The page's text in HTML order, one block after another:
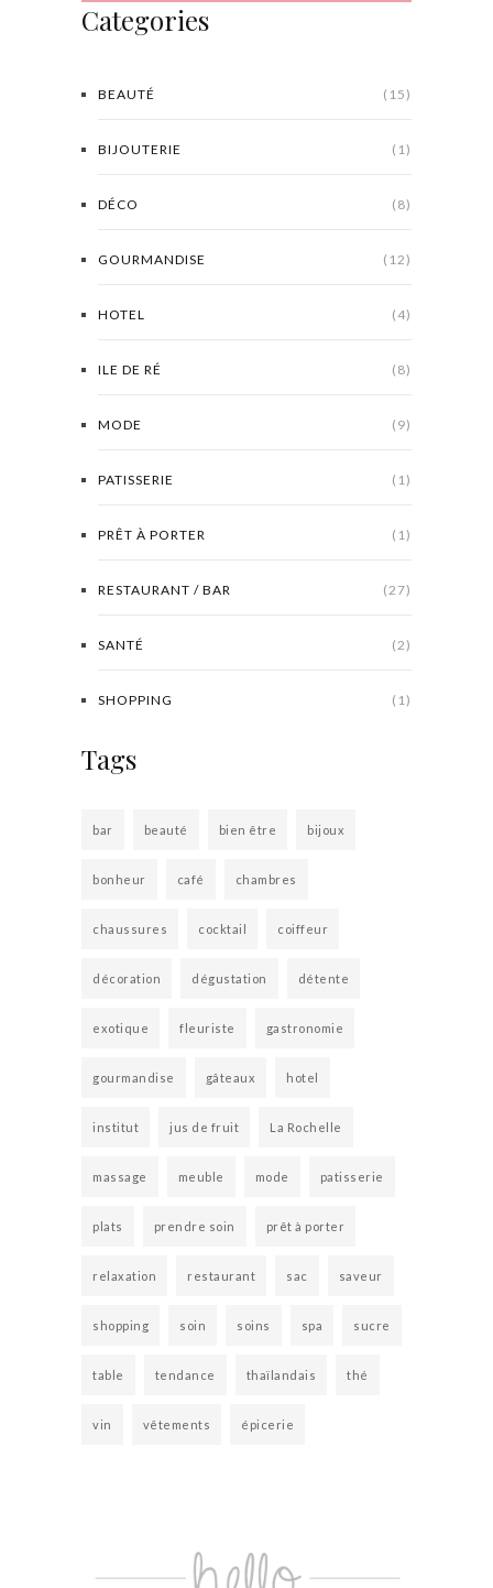
Categories
BEAUTÉ (15)
BIJOUTERIE (1)
DÉCO (8)
GOURMANDISE (12)
HOTEL (4)
ILE DE RÉ (8)
MODE (9)
PATISSERIE (1)
PRÊT À PORTER (1)
RESTAURANT / BAR (27)
SANTÉ (2)
SHOPPING (1)
Tags
bar beauté bien être bijoux
bonheur café chambres
chaussures cocktail coiffeur
décoration dégustation détente
exotique fleuriste gastronomie
gourmandise gâteaux hotel
institut jus de fruit La Rochelle
massage meuble mode patisserie
plats prendre soin prêt à porter
relaxation restaurant sac saveur
shopping soin soins spa sucre
table tendance thaïlandais thé
vin vêtements épicerie